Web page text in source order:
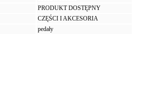
PRODUKT DOSTĘPNY
CZĘŚCI I AKCESORIA
pedały